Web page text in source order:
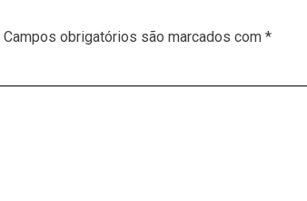
Campos obrigatórios são marcados com *